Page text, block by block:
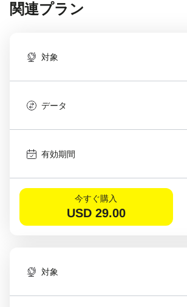
関連プラン
対象
データ
有効期間
今すぐ購入
USD 29.00
対象